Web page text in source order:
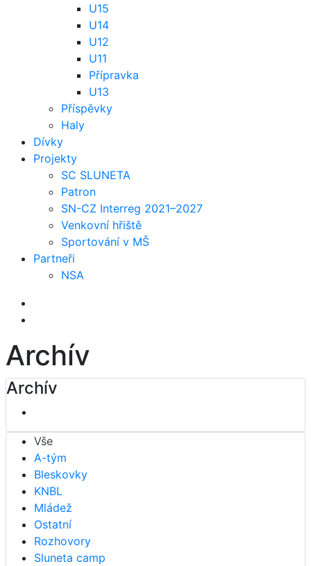
U15
U14
U12
U11
Přípravka
U13
Příspěvky
Haly
Dívky
Projekty
SC SLUNETA
Patron
SN-CZ Interreg 2021–2027
Venkovní hřiště
Sportování v MŠ
Partneři
NSA
Archív
Archív
Vše
A-tým
Bleskovky
KNBL
Mládež
Ostatní
Rozhovory
Sluneta camp